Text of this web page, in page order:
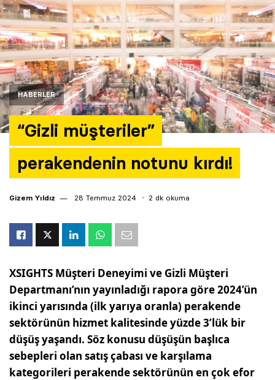
HABERLER
“Gizli müşteriler”
perakendenin notunu kırdı!
Gizem Yıldız 28 Temmuz 2024 2 dk okuma
XSIGHTS Müşteri Deneyimi ve Gizli Müşteri
Departmanı’nın yayınladığı rapora göre 2024’ün
ikinci yarısında (ilk yarıya oranla) perakende
sektörünün hizmet kalitesinde yüzde 3’lük bir
düşüş yaşandı. Söz konusu düşüşün başlıca
sebepleri olan satış çabası ve karşılama
kategorileri perakende sektörünün en çok efor
Araştırma